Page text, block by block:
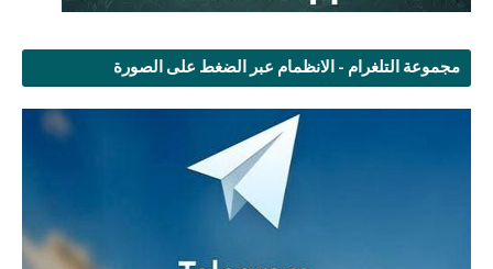
مجموعة التلغرام - الانظمام عبر الضغط على الصورة